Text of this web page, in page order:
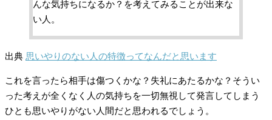
んな気持ちになるか？を考えてみることが出来な
い人。
出典 思いやりのない人の特徴ってなんだと思います
これを言ったら相手は傷つくかな？失礼にあたるかな？そうい
った考えが全くなく人の気持ちを一切無視して発言してしまう
ひとも思いやりがない人間だと思われるでしょう。